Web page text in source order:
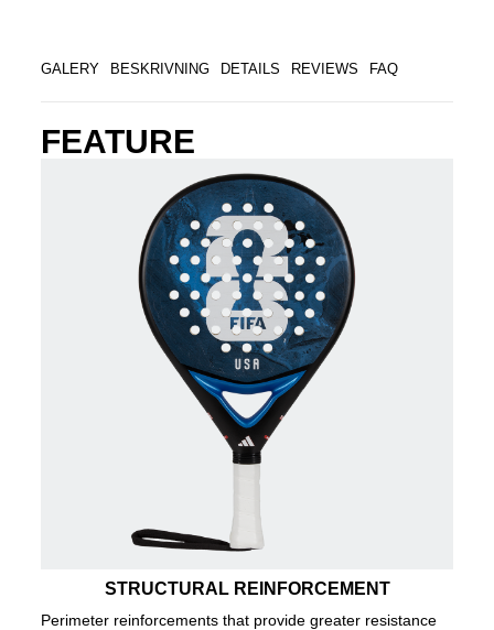
GALERY BESKRIVNING DETAILS REVIEWS FAQ
FEATURE
STRUCTURAL REINFORCEMENT
Perimeter reinforcements that provide greater resistance